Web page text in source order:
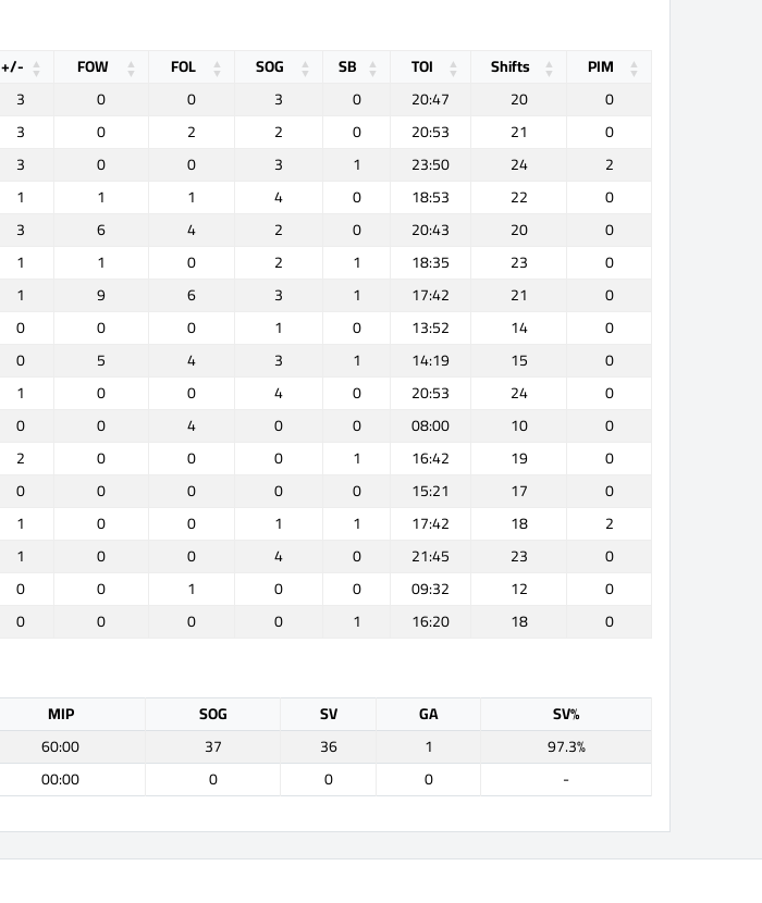
+/- FOW FOL SOG SB TOI Shifts
PIM
3 0 0 3 0 20:47 20
0
3 0 2 2 0 20:53 21
0
3 0 0 3 1 23:50 24
2
1 1 1 4 0 18:53 22
0
3 6 4 2 0 20:43 20
0
1 1 0 2 1 18:35 23
0
1 9 6 3 1 17:42 21
0
0 0 0 1 0 13:52 14
0
0 5 4 3 1 14:19 15
0
1 0 0 4 0 20:53 24
0
0 0 4 0 0 08:00 10
0
2 0 0 0 1 16:42 19
0
0 0 0 0 0 15:21 17
0
1 0 0 1 1 17:42 18
2
1 0 0 4 0 21:45 23
0
0 0 1 0 0 09:32 12
0
0 0 0 0 1 16:20 18 0
MIP SOG SV GA
SV%
60:00 37 36 1
97.3%
00:00 0 0 0 -